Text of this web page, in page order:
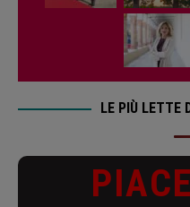
LE PIÙ LETTE